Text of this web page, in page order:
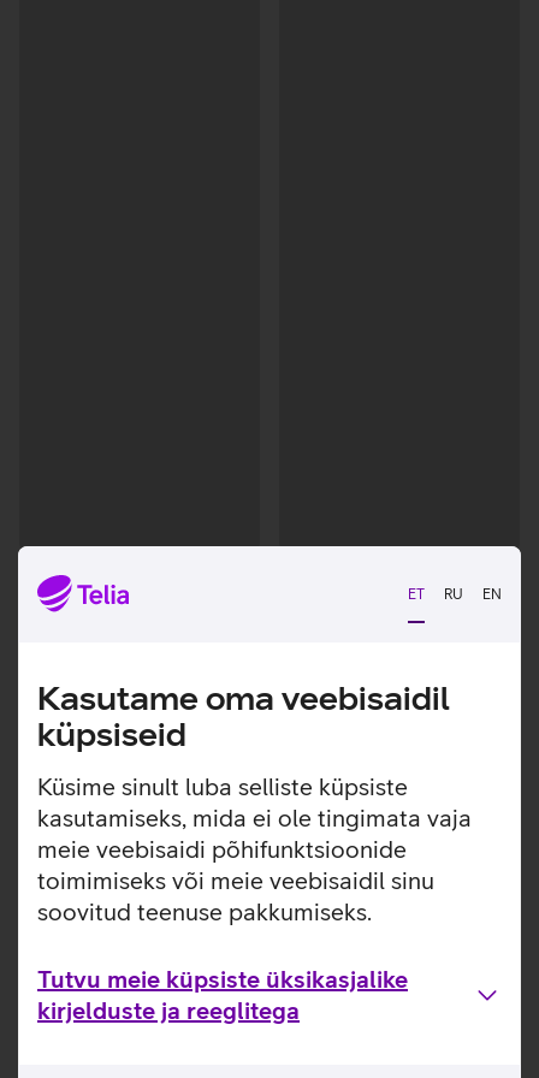
ET RU EN
Kasutame oma veebisaidil
küpsiseid
Küsime sinult luba selliste küpsiste
kasutamiseks, mida ei ole tingimata vaja
meie veebisaidi põhifunktsioonide
toimimiseks või meie veebisaidil sinu
soovitud teenuse pakkumiseks.
Tutvu meie küpsiste üksikasjalike
kirjelduste ja reeglitega
Andmete
laadimine